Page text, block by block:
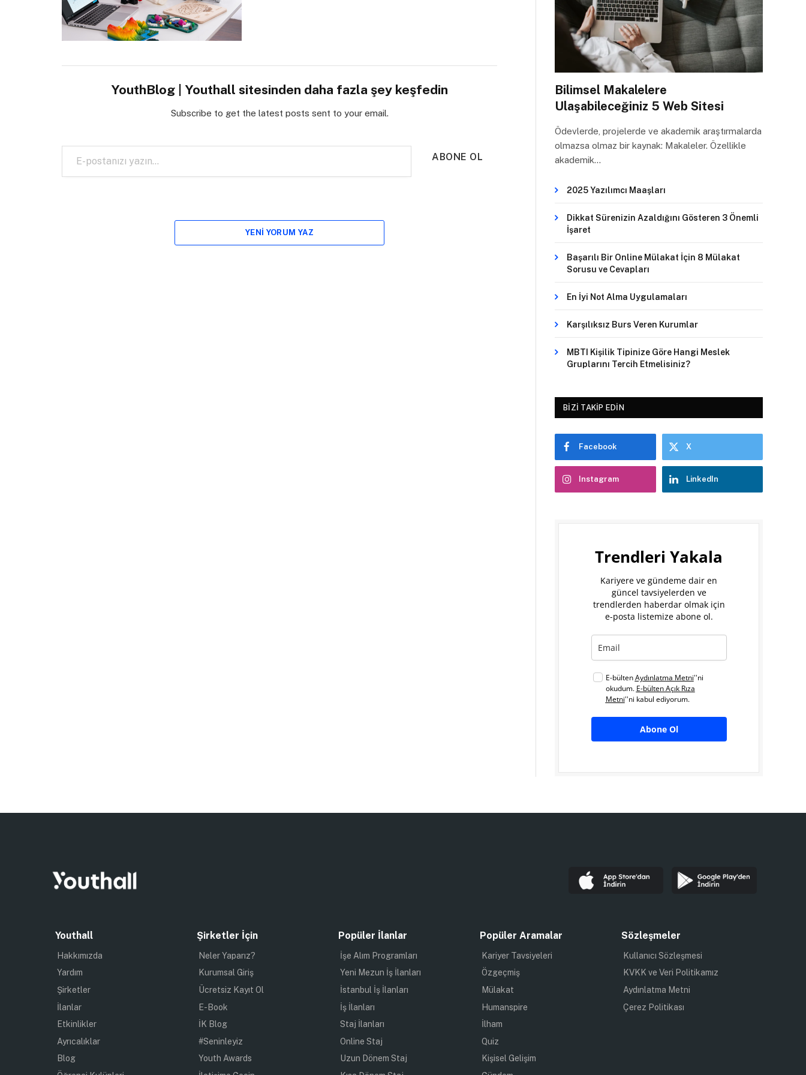
YouthBlog | Youthall sitesinden daha fazla şey keşfedin
Subscribe to get the latest posts sent to your email.
E-postanızı yazın…
ABONE OL
YENI YORUM YAZ
Bilimsel Makalelere
Ulaşabileceğiniz 5 Web Sitesi
Ödevlerde, projelerde ve akademik araştırmalarda
olmazsa olmaz bir kaynak: Makaleler. Özellikle
akademik…
2025 Yazılımcı Maaşları
Dikkat Sürenizin Azaldığını Gösteren 3 Önemli
İşaret
Başarılı Bir Online Mülakat İçin 8 Mülakat
Sorusu ve Cevapları
En İyi Not Alma Uygulamaları
Karşılıksız Burs Veren Kurumlar
MBTI Kişilik Tipinize Göre Hangi Meslek
Gruplarını Tercih Etmelisiniz?
BIZI TAKIP EDIN
Facebook X
Instagram LinkedIn
Trendleri Yakala
Kariyere ve gündeme dair en
güncel tavsiyelerden ve
trendlerden haberdar olmak için
e-posta listemize abone ol.
E-bültenAydınlatma Metni''ni
okudum. E-bülten Açık Rıza
Metni''ni kabul ediyorum.
Abone Ol
Youthall
Hakkımızda
Yardım
Şirketler
İlanlar
Etkinlikler
Ayrıcalıklar
Blog
Şirketler İçin
Neler Yaparız?
Kurumsal Giriş
Ücretsiz Kayıt Ol
E-Book
İK Blog
#Seninleyiz
Youth Awards
Popüler İlanlar
İşe Alım Programları
Yeni Mezun İş İlanları
İstanbul İş İlanları
İş İlanları
Staj İlanları
Online Staj
Uzun Dönem Staj
Popüler Aramalar
Kariyer Tavsiyeleri
Özgeçmiş
Mülakat
Humanspire
İlham
Quiz
Kişisel Gelişim
Sözleşmeler
Kullanıcı Sözleşmesi
KVKK ve Veri Politikamız
Aydınlatma Metni
Çerez Politikası